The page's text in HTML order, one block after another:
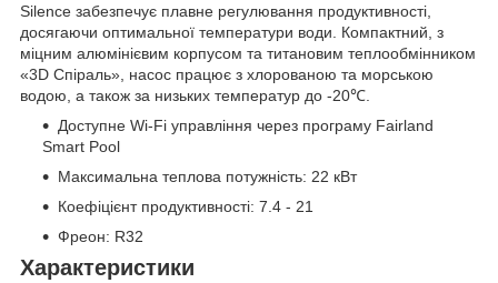
Silence забезпечує плавне регулювання продуктивності,
досягаючи оптимальної температури води. Компактний, з
міцним алюмінієвим корпусом та титановим теплообмінником
«3D Спіраль», насос працює з хлорованою та морською
водою, а також за низьких температур до -20℃.
Доступне Wi-Fi управління через програму Fairland
Smart Pool
Максимальна теплова потужність: 22 кВт
Коефіцієнт продуктивності: 7.4 - 21
Фреон: R32
Характеристики